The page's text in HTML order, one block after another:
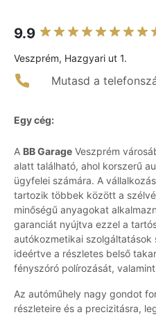
9.9
Veszprém, Hazgyari ut 1.
Mutasd a
Egy cég:
A BB Garage Veszprém
alatt található, ahol korszerű
ügyfelei számára. A
tartozik többek között a
minőségű anyagokat
garanciát nyújtva ezzel a
autókozmetikai szolgáltatások
ideértve a részletes belső
fényszóró polírozását,
Az autóműhely nagy gondot
részleteire és a precizitásra,